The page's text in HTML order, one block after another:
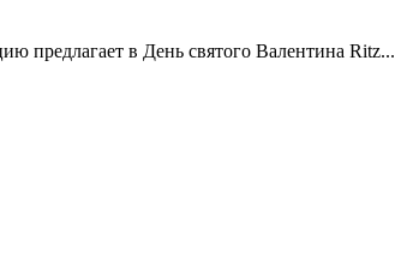
предлагает в День святого Валентина Ritz...